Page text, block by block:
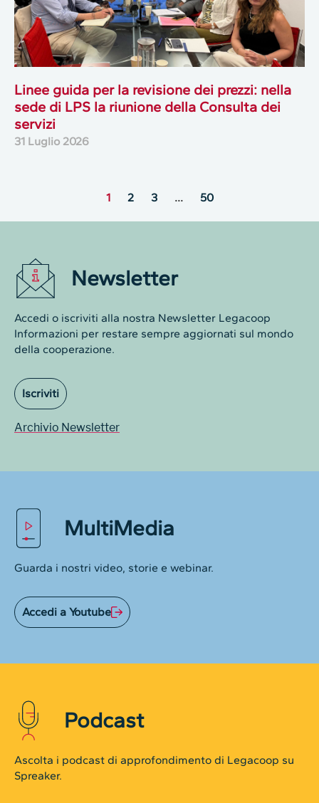
Linee guida per la revisione dei prezzi: nella
sede di LPS la riunione della Consulta dei
servizi
31 Luglio 2026
1 2 3 … 50
Newsletter
Accedi o iscriviti alla nostra Newsletter Legacoop
Informazioni per restare sempre aggiornati sul mondo
della cooperazione.
Iscriviti
Archivio Newsletter
MultiMedia
Guarda i nostri video, storie e webinar.
Accedi a Youtube
Podcast
Ascolta i podcast di approfondimento di Legacoop su
Spreaker.